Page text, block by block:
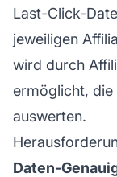
Last-Click-
jeweiligen
wird durch
ermöglicht,
auswerten.
Daten-